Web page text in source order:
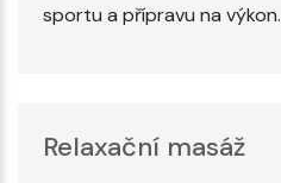
sportu a přípravu na výkon.
Relaxační masáž